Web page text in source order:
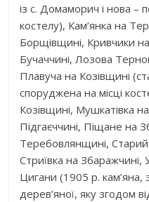
із с. Домаморич і нова –
костелу), Кам’янка на
Борщівщині, Кривчики
Бучаччині, Лозова
Плавуча на Козівщині
споруджена на місці
Козівщині, Мушкатівка
Підгаєччині, Піщане на
Теребовлянщині,
Стриївка на
Цигани (1905 р. кам’яна,
дерев’яної, яку згодом